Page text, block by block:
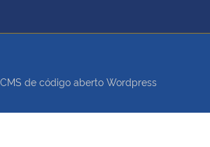
de código aberto Wordpress